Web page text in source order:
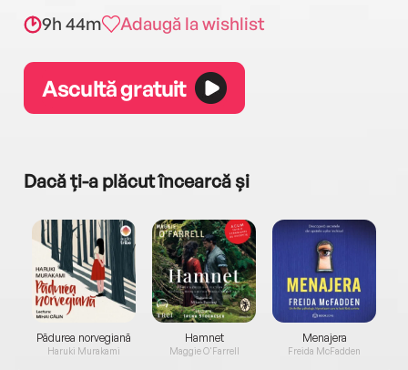
9h 44m Adaugă la wishlist
Ascultă gratuit
Dacă ți-a plăcut încearcă și
Pădurea norvegiană
Haruki Murakami
Hamnet
Maggie O'Farrell
Menajera
Freida McFadden